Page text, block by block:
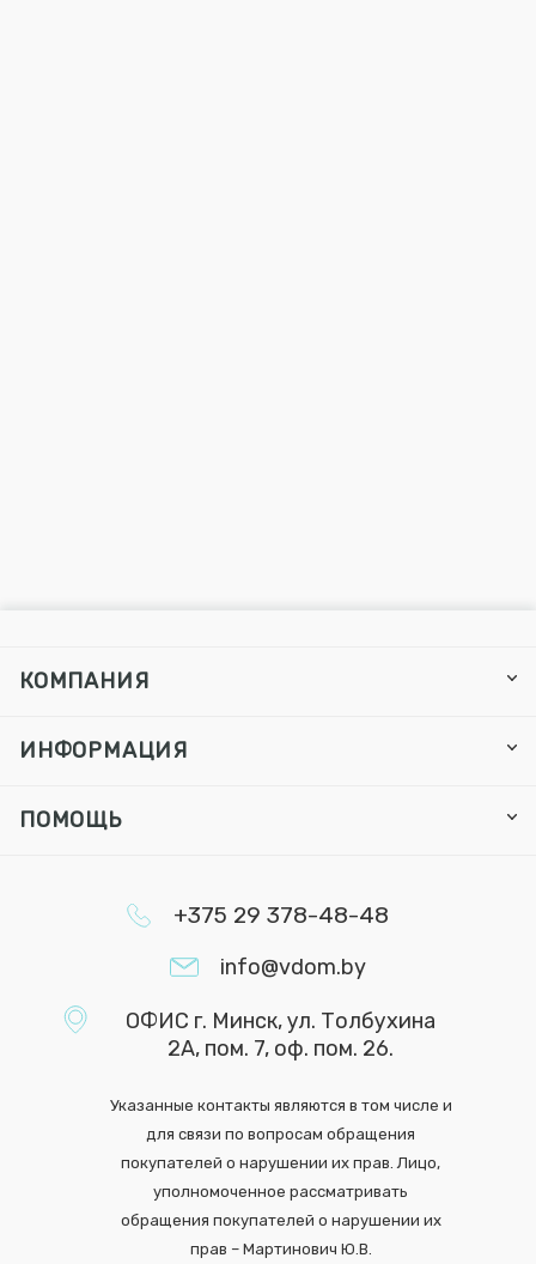
КОМПАНИЯ
ИНФОРМАЦИЯ
ПОМОЩЬ
+375 29 378-48-48
info@vdom.by
ОФИС г. Минск, ул. Толбухина
2А, пом. 7, оф. пом. 26.
Указанные контакты являются в том числе и
для связи по вопросам обращения
покупателей о нарушении их прав. Лицо,
уполномоченное рассматривать
обращения покупателей о нарушении их
прав – Мартинович Ю.В.